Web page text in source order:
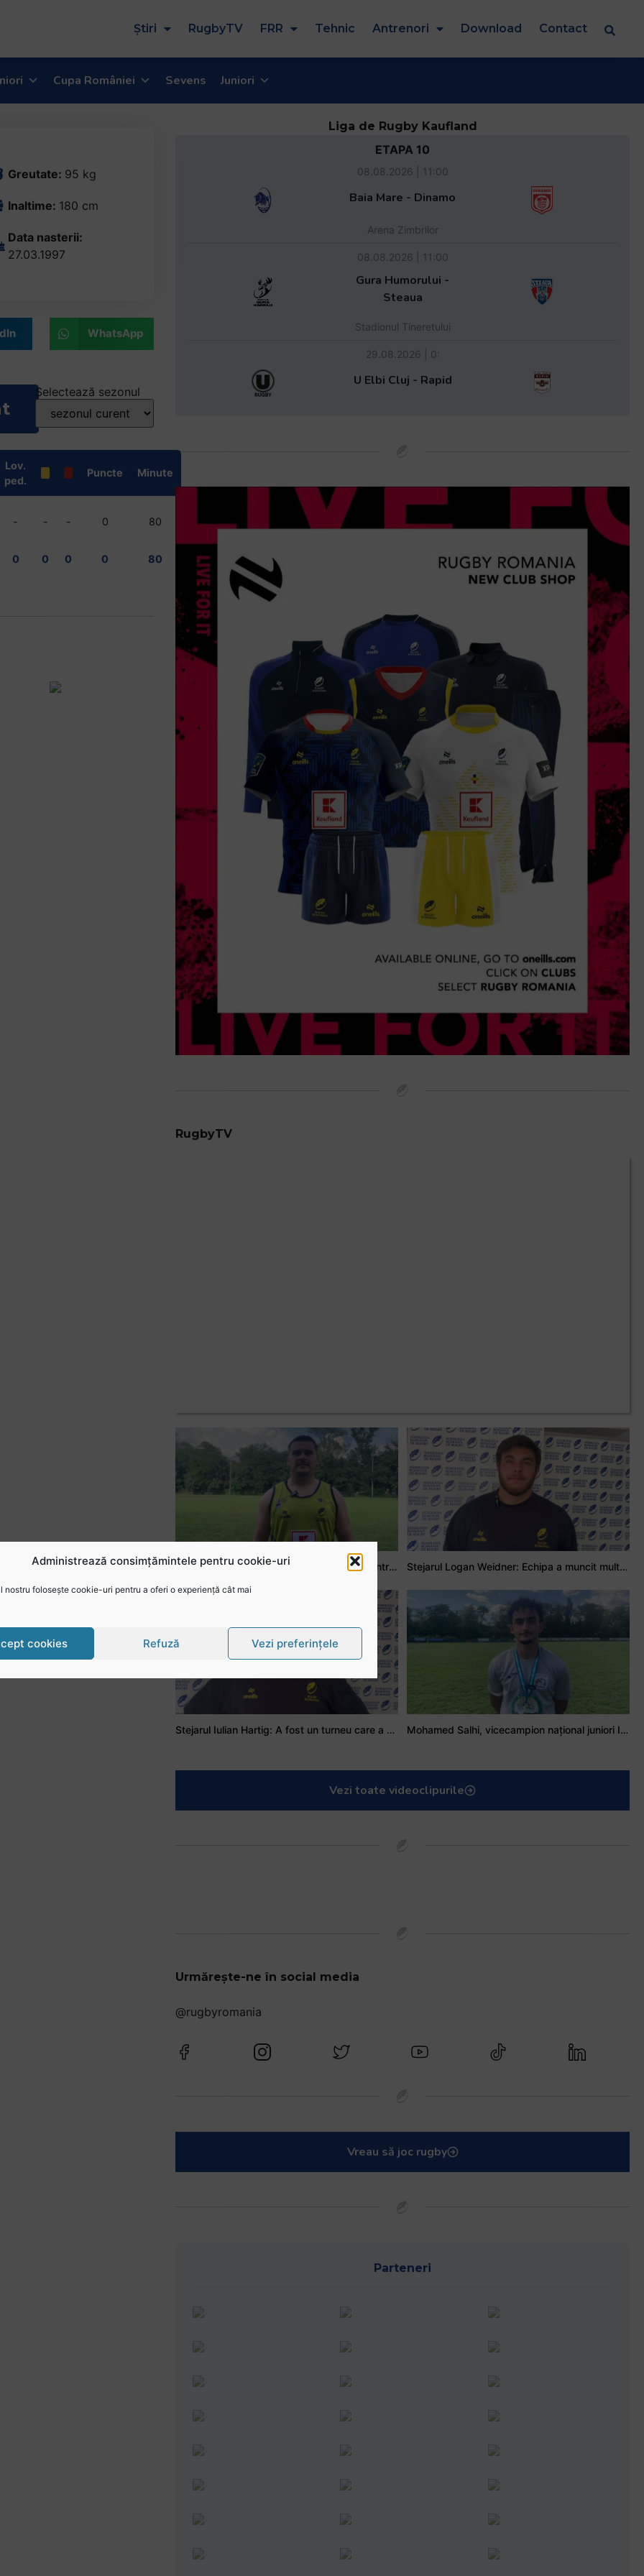
Administrează consimțămintele pentru cookie-uri
nostru folosește cookie-uri pentru a oferi o experiență cât mai
cookies Refuză Vezi preferințele
Știri RugbyTV FRR Tehnic Antrenori Download Contact
Cupa României Sevens Juniori
Greutate: 95 kg
Inaltime: 180 cm
Data nasterii:
27.03.1997
WhatsApp
Selectează sezonul
Lov.
ped.
Puncte Minute
- - - 0 80
0 0 0 0 80
Liga de Rugby Kaufland
ETAPA 10
08.08.2026 | 11:00
Baia Mare - Dinamo
Arena Zimbrilor
08.08.2026 | 11:00
Gura Humorului -
Steaua
Stadionul Tineretului
29.08.2026 | 0:
U Elbi Cluj - Rapid
RugbyTV
Adrian Țală: Visul meu este să debutez pentru România Stejarul Logan Weidner: Echipa a muncit mult, iar asta se va vedea în meciurile de la Nations Cup
Stejarul Iulian Hartig: A fost un turneu care a unit mai mult echipa Mohamed Salhi, vicecampion național juniori I: Rugby-ul te învață să accepți și înfrângerile
Vezi toate videoclipurile
Urmărește-ne în social media
@rugbyromania
Vreau să joc rugby
Parteneri